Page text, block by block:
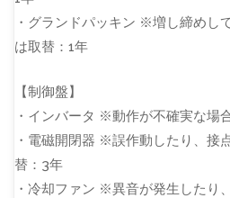
・グランドパッキン ※増し締めし
は取替：1年
【制御盤】
・インバータ ※動作が不確実な場
・電磁開閉器 ※誤作動したり、接
替：3年
・冷却ファン ※異音が発生したり